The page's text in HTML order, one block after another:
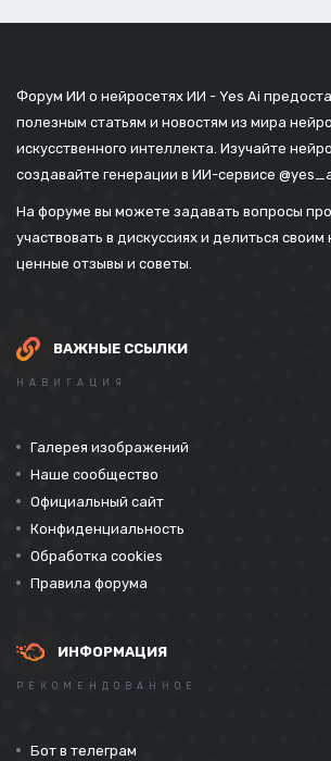
Форум ИИ о нейросетях ИИ - Yes Ai
полезным статьям и новостям из мира
искусственного интеллекта. Изучайте
создавайте генерации в ИИ-сервисе
На форуме вы можете задавать вопросы
участвовать в дискуссиях и делиться
ценные отзывы и советы.
ВАЖНЫЕ ССЫЛКИ
НАВИГАЦИЯ
Галерея изображений
Наше сообщество
Официальный сайт
Конфиденциальность
Обработка cookies
Правила форума
ИНФОРМАЦИЯ
РЕКОМЕНДОВАННОЕ
Бот в телеграм